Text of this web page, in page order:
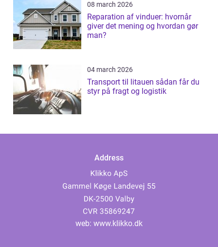
08 march 2026
Reparation af vinduer: hvornår
giver det mening og hvordan gør
man?
04 march 2026
Transport til litauen sådan får du
styr på fragt og logistik
Address
web: www.klikko.dk